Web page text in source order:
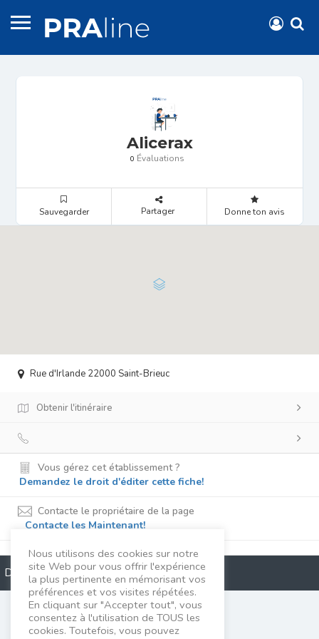
Alicerax
0 Évaluations
Sauvegarder Partager Donne ton avis
Rue d'Irlande 22000 Saint-Brieuc
Obtenir l'itinéraire
Vous gérez cet établissement ?
Demandez le droit d'éditer cette fiche!
Contacte le propriétaire de la page
Contacte les Maintenant!
Description
Alicerax
Nous utilisons des cookies sur notre
site Web pour vous offrir l'expérience
la plus pertinente en mémorisant vos
préférences et vos visites répétées.
En cliquant sur "Accepter tout", vous
consentez à l'utilisation de TOUS les
cookies. Toutefois, vous pouvez